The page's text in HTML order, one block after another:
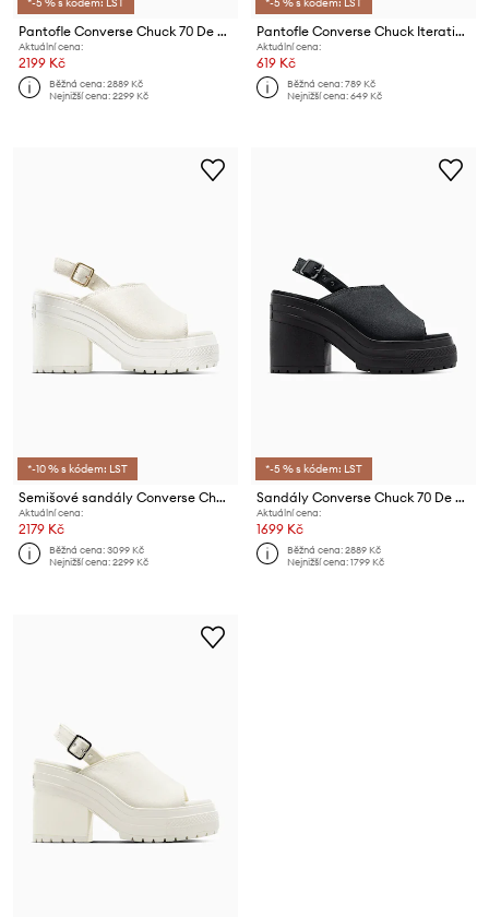
Pantofle Converse Chuck 70 De Luxe Pointed Mule
Aktuální cena:
2199 Kč
Běžná cena:2889 Kč
Nejnižší cena:2299 Kč
Pantofle Converse Chuck Iteration Slide
Aktuální cena:
619 Kč
Běžná cena:789 Kč
Nejnižší cena:649 Kč
*-10 % s kódem: LST
Semišové sandály Converse Chuck 70 De Luxe Heel Mule
Aktuální cena:
2179 Kč
Běžná cena:3099 Kč
Nejnižší cena:2299 Kč
*-5 % s kódem: LST
Sandály Converse Chuck 70 De Luxe Heel Nu
Aktuální cena:
1699 Kč
Běžná cena:2889 Kč
Nejnižší cena:1799 Kč